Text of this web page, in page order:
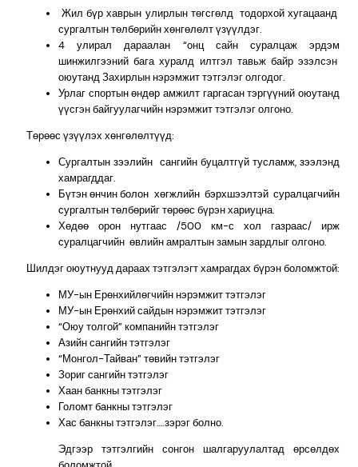
Жил бүр хаврын улирлын төгсгөлд тодорхой хугацаанд
сургалтын төлбөрийн хөнгөлөлт үзүүлдэг.
4 улирал дараалан “онц сайн суралцаж эрдэм
шинжилгээний бага хуралд илтгэл тавьж байр эзэлсэн
оюутанд Захирлын нэрэмжит тэтгэлэг олгодог.
Урлаг спортын өндөр амжилт гаргасан тэргүүний оюутанд
үүсгэн байгуулагчийн нэрэмжит тэтгэлэг олгоно.
Төрөөс үзүүлэх хөнгөлөлтүүд:
Сургалтын зээлийн сангийн буцалтгүй тусламж, зээлэнд
хамрагддаг.
Бүтэн өнчин болон хөгжлийн бэрхшээлтэй суралцагчийн
сургалтын төлбөрийг төрөөс бүрэн хариуцна.
Хөдөө орон нутгаас /500 км-с хол газраас/ ирж
суралцагчийн өвлийн амралтын замын зардлыг олгоно.
Шилдэг оюутнууд дараах тэтгэлэгт хамрагдах бүрэн боломжтой:
МУ-ын Ерөнхийлөгчийн нэрэмжит тэтгэлэг
МУ-ын Ерөнхий сайдын нэрэмжит тэтгэлэг
“Оюу толгой” компанийн тэтгэлэг
Азийн сангийн тэтгэлэг
“Монгол-Тайван” төвийн тэтгэлэг
Зориг сангийн тэтгэлэг
Хаан банкны тэтгэлэг
Голомт банкны тэтгэлэг
Хас банкны тэтгэлэг….зэрэг болно.
Эдгээр тэтгэлгийн сонгон шалгаруулалтад өрсөлдөх